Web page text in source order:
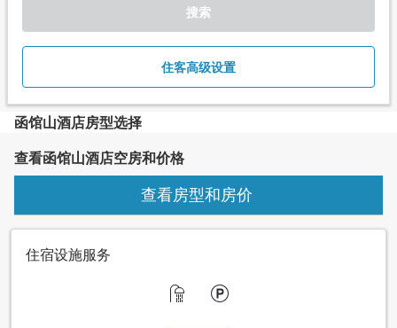
搜索
住客高级设置
函馆山酒店房型选择
查看函馆山酒店空房和价格
查看房型和房价
住宿设施服务